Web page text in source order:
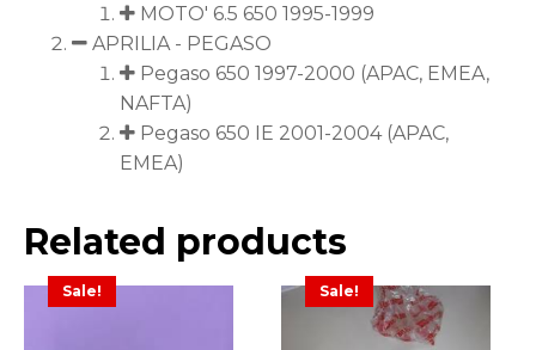
MOTO' 6.5 650 1995-1999
APRILIA - PEGASO
Pegaso 650 1997-2000 (APAC, EMEA,
NAFTA)
Pegaso 650 IE 2001-2004 (APAC,
EMEA)
Related products
Sale! Sale!